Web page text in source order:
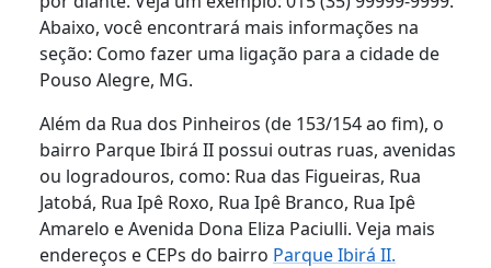
Abaixo, você encontrará mais informações na
seção: Como fazer uma ligação para a cidade de
Pouso Alegre, MG.
Além da Rua dos Pinheiros (de 153/154 ao fim), o
bairro Parque Ibirá II possui outras ruas, avenidas
ou logradouros, como: Rua das Figueiras, Rua
Jatobá, Rua Ipê Roxo, Rua Ipê Branco, Rua Ipê
Amarelo e Avenida Dona Eliza Paciulli. Veja mais
endereços e CEPs do bairro Parque Ibirá II.